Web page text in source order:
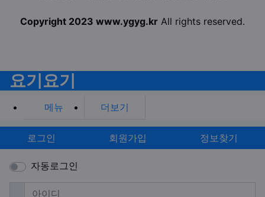
Copyright 2023 www.ygyg.kr All rights reserved.
요기요기
메뉴 더보기
로그인 회원가입 정보찾기
자동로그인
아이디 필수